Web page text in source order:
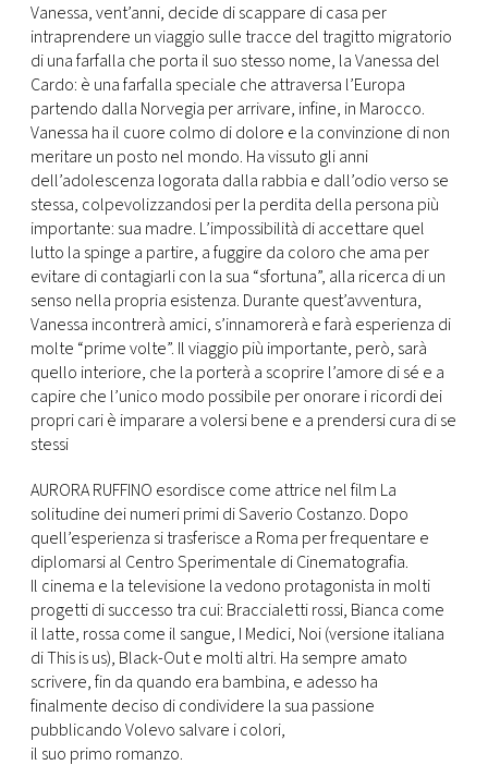
Vanessa, vent’anni, decide di scappare di casa per
intraprendere un viaggio sulle tracce del tragitto migratorio
di una farfalla che porta il suo stesso nome, la Vanessa del
Cardo: è una farfalla speciale che attraversa l’Europa
partendo dalla Norvegia per arrivare, infine, in Marocco.
Vanessa ha il cuore colmo di dolore e la convinzione di non
meritare un posto nel mondo. Ha vissuto gli anni
dell’adolescenza logorata dalla rabbia e dall’odio verso se
stessa, colpevolizzandosi per la perdita della persona più
importante: sua madre. L’impossibilità di accettare quel
lutto la spinge a partire, a fuggire da coloro che ama per
evitare di contagiarli con la sua “sfortuna”, alla ricerca di un
senso nella propria esistenza. Durante quest’avventura,
Vanessa incontrerà amici, s’innamorerà e farà esperienza di
molte “prime volte”. Il viaggio più importante, però, sarà
quello interiore, che la porterà a scoprire l’amore di sé e a
capire che l’unico modo possibile per onorare i ricordi dei
propri cari è imparare a volersi bene e a prendersi cura di se
stessi
AURORA RUFFINO esordisce come attrice nel film La
solitudine dei numeri primi di Saverio Costanzo. Dopo
quell’esperienza si trasferisce a Roma per frequentare e
diplomarsi al Centro Sperimentale di Cinematografia.
Il cinema e la televisione la vedono protagonista in molti
progetti di successo tra cui: Braccialetti rossi, Bianca come
il latte, rossa come il sangue, I Medici, Noi (versione italiana
di This is us), Black-Out e molti altri. Ha sempre amato
scrivere, fin da quando era bambina, e adesso ha
finalmente deciso di condividere la sua passione
pubblicando Volevo salvare i colori,
il suo primo romanzo.